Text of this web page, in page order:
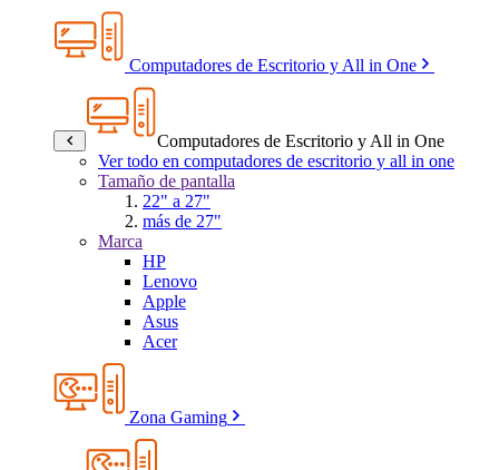
Computadores de Escritorio y All in One
Computadores de Escritorio y All in One
Ver todo en computadores de escritorio y all in one
Tamaño de pantalla
22" a 27"
más de 27"
Marca
HP
Lenovo
Apple
Asus
Acer
Zona Gaming